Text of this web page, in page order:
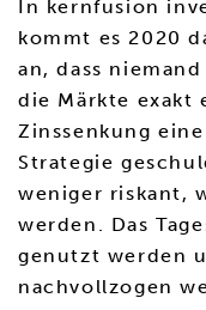
In kernfusion
kommt es 2020
an, dass
die Märkte exakt
Zinssenkung
Strategie
weniger riskant,
werden. Das
genutzt werden
nachvollzogen